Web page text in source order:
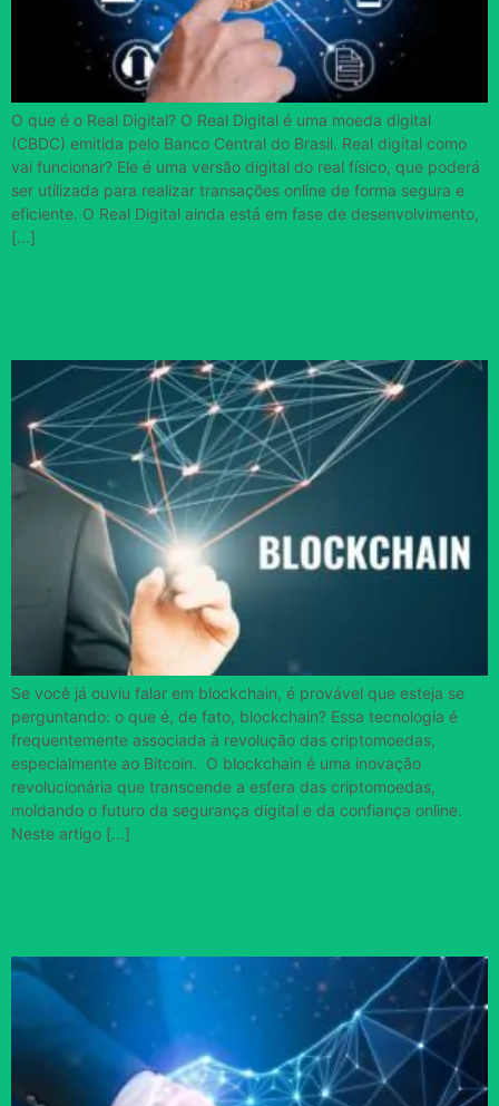
O que é o Real Digital? O Real Digital é uma moeda digital
(CBDC) emitida pelo Banco Central do Brasil. Real digital como
vai funcionar? Ele é uma versão digital do real físico, que poderá
ser utilizada para realizar transações online de forma segura e
eficiente. O Real Digital ainda está em fase de desenvolvimento,
[…]
Se você já ouviu falar em blockchain, é provável que esteja se
perguntando: o que é, de fato, blockchain? Essa tecnologia é
frequentemente associada à revolução das criptomoedas,
especialmente ao Bitcoin. O blockchain é uma inovação
revolucionária que transcende a esfera das criptomoedas,
moldando o futuro da segurança digital e da confiança online.
Neste artigo […]